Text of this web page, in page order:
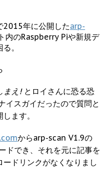
2015年に公開したarp-
内のRaspberry Piや新規デ
。
まえ! とロイさんに恐る恐
イスガイだったので質問と
ます。
からarp-scan V1.9の
ドでき、それを元に記事を
ドリンクがなくなりまし